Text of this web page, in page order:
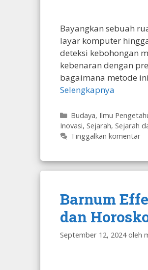
Bayangkan sebuah
layar komputer
deteksi kebohongan
kebenaran dengan
bagaimana metode
Selengkapnya
Kategori
Budaya, Ilmu
Inovasi, Sejarah, Sejarah
Tinggalkan komentar
Barnum
dan
September 12, 2024 oleh